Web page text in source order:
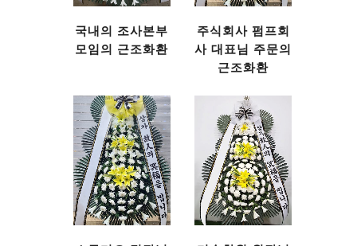
국내의 조사본부
모임의 근조화환
주식회사 펌프회
사 대표님 주문의
근조화환